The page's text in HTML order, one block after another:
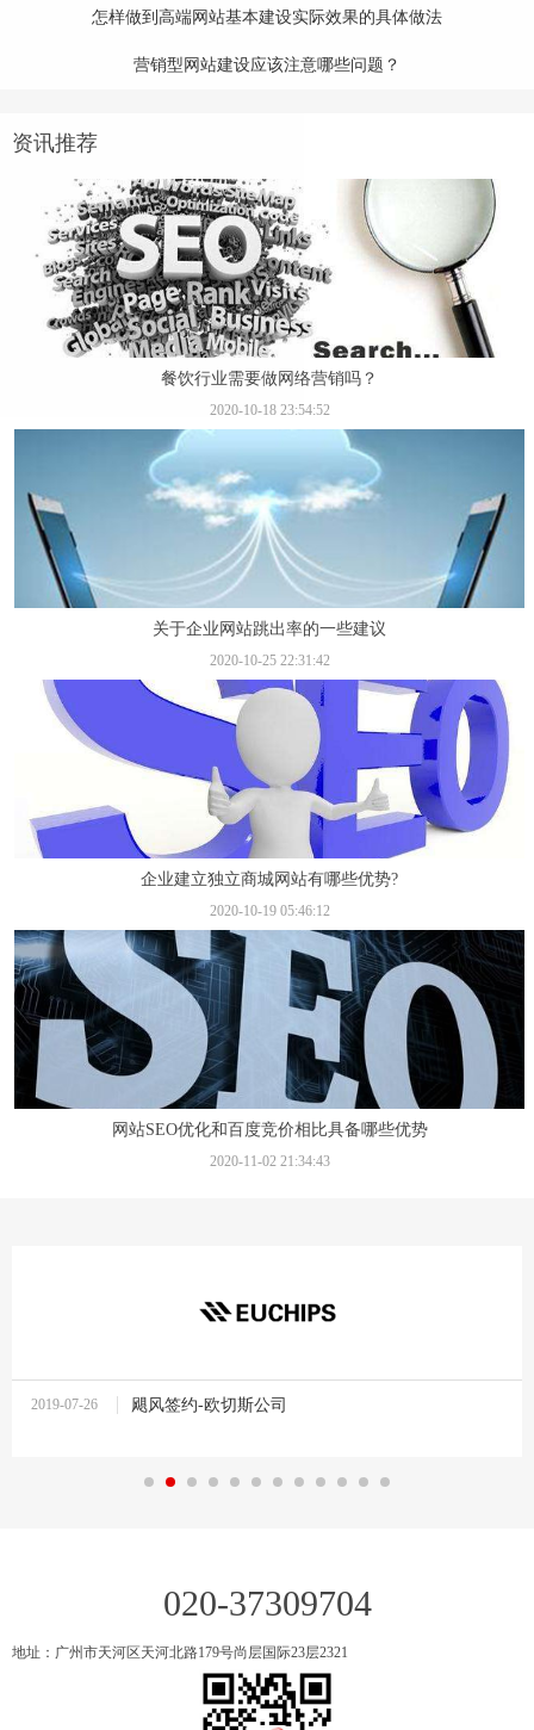
怎样做到高端网站基本建设实际效果的具体做法
营销型网站建设应该注意哪些问题？
资讯推荐
餐饮行业需要做网络营销吗？
2020-10-18 23:54:52
关于企业网站跳出率的一些建议
2020-10-25 22:31:42
企业建立独立商城网站有哪些优势?
2020-10-19 05:46:12
网站SEO优化和百度竞价相比具备哪些优势
2020-11-02 21:34:43
2019-07-26
飓风签约-欧切斯公司
020-37309704
地址：广州市天河区天河北路179号尚层国际23层2321